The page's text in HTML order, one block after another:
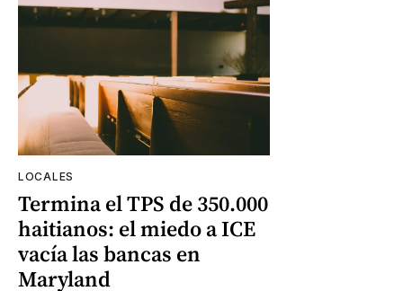
LOCALES
Termina el TPS de 350.000
haitianos: el miedo a ICE
vacía las bancas en
Maryland